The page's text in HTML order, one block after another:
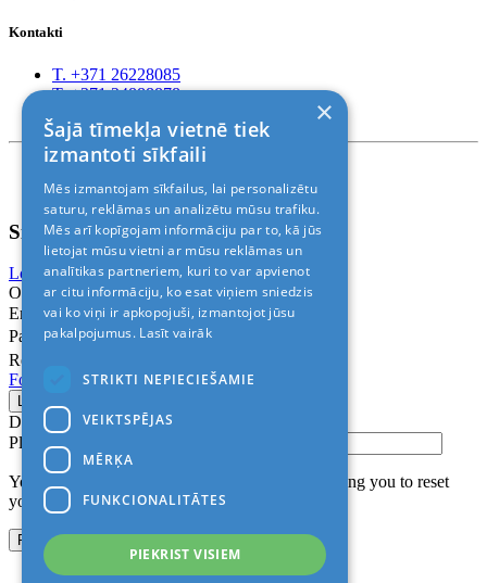
Kontakti
T. +371 26228085
T. +371 24888878
© 2011-2026> «ALANI SIA»
Sign In
Login with Facebook Login with Google
Or
Email
Password
Remember me
Forgot Password?
Don’t have an account?
Please confirm login email below
You will receive an email containing a link allowing you to reset
your password to a new preferred one.
×
Šajā tīmekļa vietnē tiek
izmantoti sīkfaili
Mēs izmantojam sīkfailus, lai personalizētu
saturu, reklāmas un analizētu mūsu trafiku.
Mēs arī kopīgojam informāciju par to, kā jūs
lietojat mūsu vietni ar mūsu reklāmas un
analītikas partneriem, kuri to var apvienot
ar citu informāciju, ko esat viņiem sniedzis
vai ko viņi ir apkopojuši, izmantojot jūsu
pakalpojumus. Lasīt vairāk
STRIKTI NEPIECIEŠAMIE
VEIKTSPĒJAS
MĒRĶA
FUNKCIONALITĀTES
PIEKRIST VISIEM